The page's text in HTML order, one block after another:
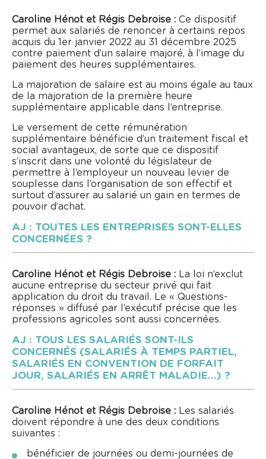
Caroline Hénot et Régis Debroise : Ce dispositif
permet aux salariés de renoncer à certains repos
acquis du 1er janvier 2022 au 31 décembre 2025
contre paiement d’un salaire majoré, à l’image du
paiement des heures supplémentaires.
La majoration de salaire est au moins égale au taux
de la majoration de la première heure
supplémentaire applicable dans l’entreprise.
Le versement de cette rémunération
supplémentaire bénéficie d’un traitement fiscal et
social avantageux, de sorte que ce dispositif
s’inscrit dans une volonté du législateur de
permettre à l’employeur un nouveau levier de
souplesse dans l’organisation de son effectif et
surtout d’assurer au salarié un gain en termes de
pouvoir d’achat.
AJ : TOUTES LES ENTREPRISES SONT-ELLES
CONCERNÉES ?
Caroline Hénot et Régis Debroise : La loi n’exclut
aucune entreprise du secteur privé qui fait
application du droit du travail. Le « Questions-
réponses » diffusé par l’exécutif précise que les
professions agricoles sont aussi concernées.
AJ : TOUS LES SALARIÉS SONT-ILS
CONCERNÉS (SALARIÉS À TEMPS PARTIEL,
SALARIÉS EN CONVENTION DE FORFAIT
JOUR, SALARIÉS EN ARRÊT MALADIE…) ?
Caroline Hénot et Régis Debroise : Les salariés
doivent répondre à une des deux conditions
suivantes :
bénéficier de journées ou demi-journées de